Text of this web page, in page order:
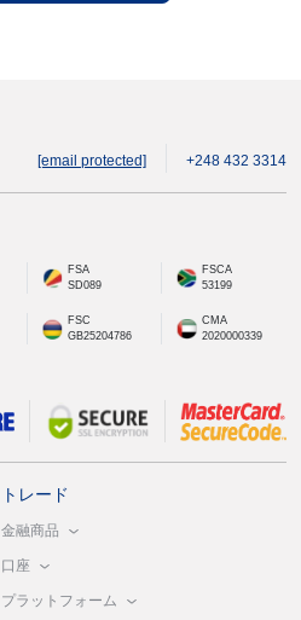
[email protected] +248 432 3314
FSA
SD089
FSCA
53199
FSC
GB25204786
CMA
2020000339
トレード
金融商品
口座
プラットフォーム